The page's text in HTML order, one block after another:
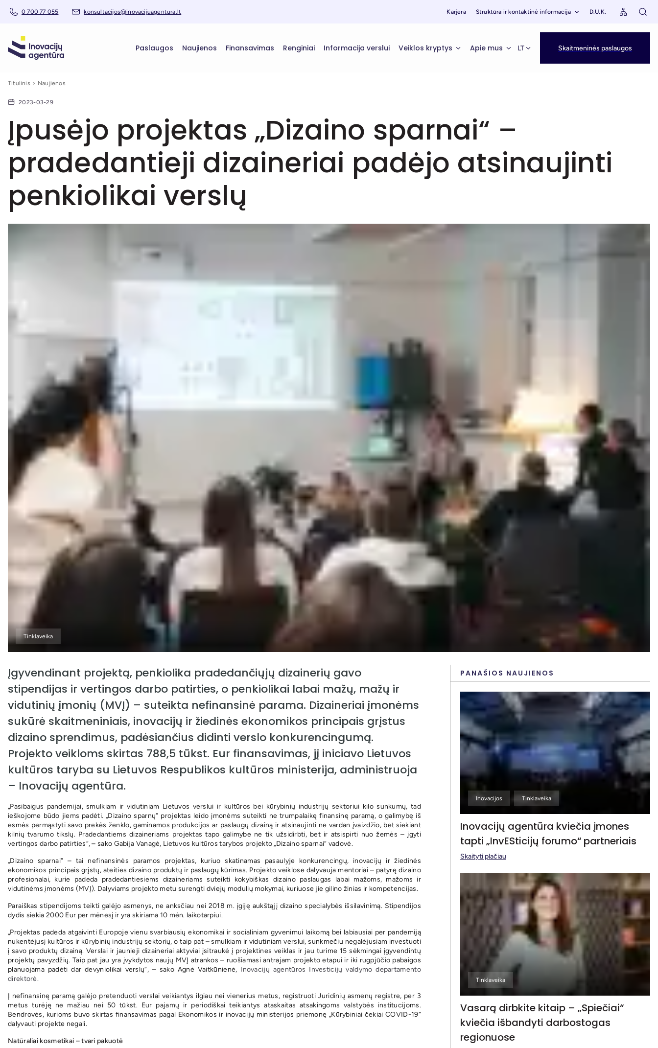
0 700 77 055 konsultacijos@inovacijuagentura.lt Karjera Struktūra ir kontaktinė informacija D.U.K.
Paslaugos Naujienos Finansavimas Renginiai Informacija verslui Veiklos kryptys Apie mus LT Skaitmeninės paslaugos
Titulinis Naujienos
2023-03-29
Įpusėjo projektas „Dizaino sparnai“ –
pradedantieji dizaineriai padėjo atsinaujinti
penkiolikai verslų
Tinklaveika
Įgyvendinant projektą, penkiolika pradedančiųjų dizainerių gavo
stipendijas ir vertingos darbo patirties, o penkiolikai labai mažų, mažų ir
vidutinių įmonių (MVĮ) – suteikta nefinansinė parama. Dizaineriai įmonėms
sukūrė skaitmeniniais, inovacijų ir žiedinės ekonomikos principais grįstus
dizaino sprendimus, padėsiančius didinti verslo konkurencingumą.
Projekto veikloms skirtas 788,5 tūkst. Eur finansavimas, jį iniciavo Lietuvos
kultūros taryba su Lietuvos Respublikos kultūros ministerija, administruoja
– Inovacijų agentūra.
„Pasibaigus pandemijai, smulkiam ir vidutiniam Lietuvos verslui ir kultūros bei kūrybinių industrijų sektoriui kilo sunkumų, tad
ieškojome būdo jiems padėti. „Dizaino sparnų“ projektas leido įmonėms suteikti ne trumpalaikę finansinę paramą, o galimybę iš
esmės permąstyti savo prekės ženklo, gaminamos produkcijos ar paslaugų dizainą ir atsinaujinti ne vardan įvaizdžio, bet siekiant
kilnių tvarumo tikslų. Pradedantiems dizaineriams projektas tapo galimybe ne tik užsidirbti, bet ir atsispirti nuo žemės – įgyti
vertingos darbo patirties“, – sako Gabija Vanagė, Lietuvos kultūros tarybos projekto „Dizaino sparnai“ vadovė.
„Dizaino sparnai“ – tai nefinansinės paramos projektas, kuriuo skatinamas pasaulyje konkurencingų, inovacijų ir žiedinės
ekonomikos principais grįstų, ateities dizaino produktų ir paslaugų kūrimas. Projekto veiklose dalyvauja mentoriai – patyrę dizaino
profesionalai, kurie padeda pradedantiesiems dizaineriams suteikti kokybiškas dizaino paslaugas labai mažoms, mažoms ir
vidutinėms įmonėms (MVĮ). Dalyviams projekto metu surengti dviejų modulių mokymai, kuriuose jie gilino žinias ir kompetencijas.
Paraiškas stipendijoms teikti galėjo asmenys, ne anksčiau nei 2018 m. įgiję aukštąjį dizaino specialybės išsilavinimą. Stipendijos
dydis siekia 2000 Eur per mėnesį ir yra skiriama 10 mėn. laikotarpiui.
„Projektas padeda atgaivinti Europoje vienu svarbiausių ekonomikai ir socialiniam gyvenimui laikomą bei labiausiai per pandemiją
nukentėjusį kultūros ir kūrybinių industrijų sektorių, o taip pat – smulkiam ir vidutiniam verslui, sunkmečiu negalėjusiam investuoti
į savo produktų dizainą. Verslai ir jaunieji dizaineriai aktyviai įsitraukė į projektines veiklas ir jau turime 15 sėkmingai įgyvendintų
projektų pavyzdžių. Taip pat jau yra įvykdytos naujų MVĮ atrankos – ruošiamasi antrajam projekto etapui ir iki rugpjūčio pabaigos
planuojama padėti dar devyniolikai verslų“, – sako Agnė Vaitkūnienė, Inovacijų agentūros Investicijų valdymo departamento
direktorė.
Į nefinansinę paramą galėjo pretenduoti verslai veikiantys ilgiau nei vienerius metus, registruoti Juridinių asmenų registre, per 3
metus turėję ne mažiau nei 50 tūkst. Eur pajamų ir periodiškai teikiantys ataskaitas atsakingoms valstybės institucijoms.
Bendrovės, kurioms buvo skirtas finansavimas pagal Ekonomikos ir inovacijų ministerijos priemonę „Kūrybiniai čekiai COVID-19“
dalyvauti projekte negali.
Natūraliai kosmetikai – tvari pakuotė
PANAŠIOS NAUJIENOS
Inovacijos Tinklaveika
Inovacijų agentūra kviečia įmones
tapti „InvESticijų forumo“ partneriais
Skaityti plačiau
Tinklaveika
Vasarą dirbkite kitaip – „Spiečiai“
kviečia išbandyti darbostogas
regionuose